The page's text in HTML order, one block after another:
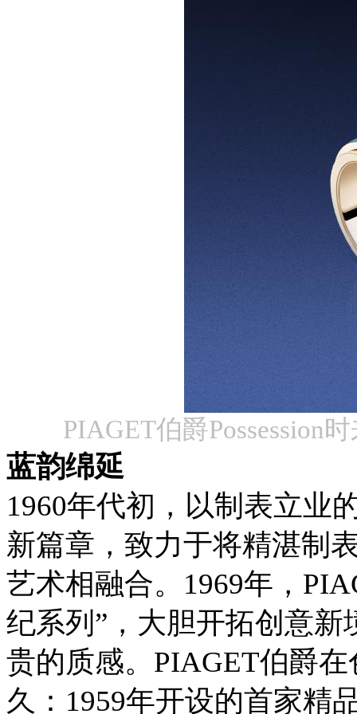
PIAGET伯爵Possession
蓝韵绵延
1960年代初，以制表立业
新篇章，致力于将精湛制
艺术相融合。 1969年，
纪系列” ，大胆开拓创意
贵的质感。 PIAGET伯爵在
久： 1959年开设的首家精